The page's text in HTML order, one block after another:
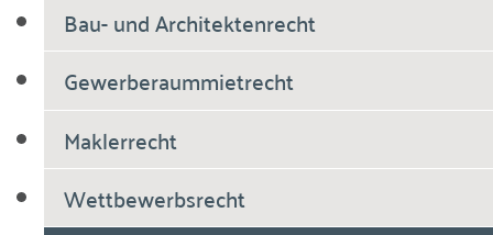
Bau- und Architektenrecht
Gewerberaummietrecht
Maklerrecht
Wettbewerbsrecht